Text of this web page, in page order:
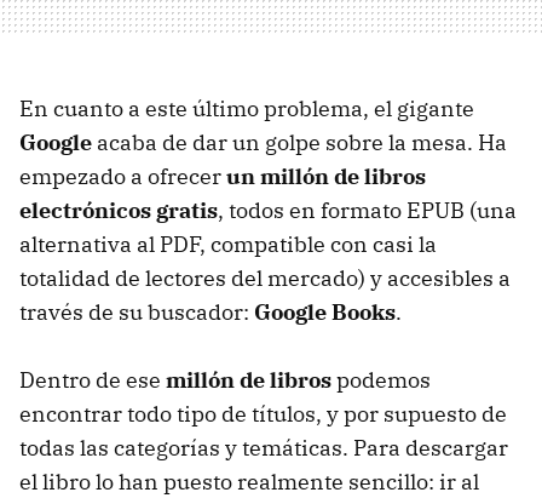
En cuanto a este último problema, el gigante
Google acaba de dar un golpe sobre la mesa. Ha
empezado a ofrecerun millón de libros
electrónicos gratis, todos en formato EPUB (una
alternativa al PDF, compatible con casi la
totalidad de lectores del mercado) y accesibles a
través de su buscador: Google Books.
Dentro de ese millón de librospodemos
encontrar todo tipo de títulos, y por supuesto de
todas las categorías y temáticas. Para descargar
el libro lo han puesto realmente sencillo: ir al